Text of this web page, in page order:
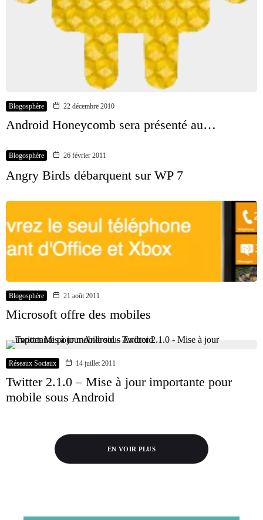
Blogosphère 22 décembre 2010
Android Honeycomb sera présenté au…
Blogosphère 26 février 2011
Angry Birds débarquent sur WP 7
Blogosphère 21 août 2011
Microsoft offre des mobiles
Réseaux Sociaux 14 juillet 2011
Twitter 2.1.0 – Mise à jour importante pour
mobile sous Android
EN VOIR PLUS